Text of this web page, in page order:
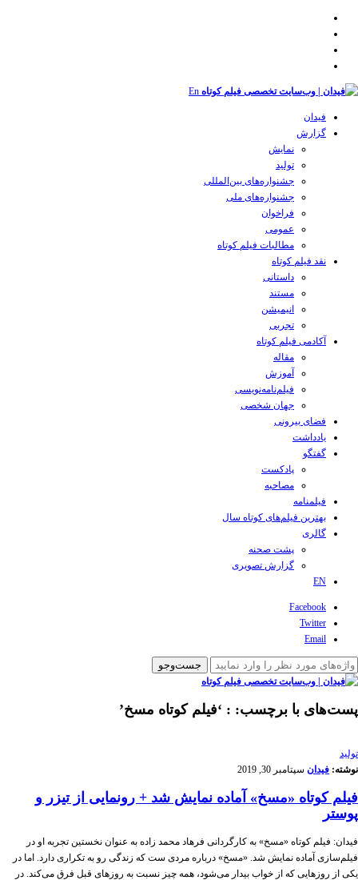
En
فیدان
گزارش
نمایش
تولید
‌‌جشنواره‌های بین‌المللی
جشنواره‌های ملی
فراخوان
عمومی
مطالبات فیلم کوتاه
نقد فیلم کوتاه
داستانی
مستند
انیمیشن
تجربی
آکادمی فیلم کوتاه
مقاله
آموزش
فیلم‌نامه‌نویسی
جهان شخصی
فضای بیرونی
یادداشت
گفتگو
پادکست
مصاحبه
فیلمنامه
بهترین فیلم‌های کوتاه سال
گالری
پشت صحنه
گزارش تصویری
EN
Facebook
Twitter
Email
پست‌های با برچسب: : ‘فیلم کوتاه مسخ’
تولید
نوشته: فیدان سپتامبر 30, 2019
فیلم کوتاه «مسخ» آماده نمایش شد + رونمایی از تیزر و
پوستر
فیدان: فیلم کوتاه «مسخ» به کارگردانی فرهاد محمد زاده به عنوان نخستین تجربه او در
فیلم‌سازی آماده نمایش شد. «مسخ» درباره مردی ست که زندگی رو به تکراری دارد. اما در
یکی از روزهایی که از خواب بیدار می‌شود، همه چیز نسبت به روزهای قبل فرق می‌کند. در